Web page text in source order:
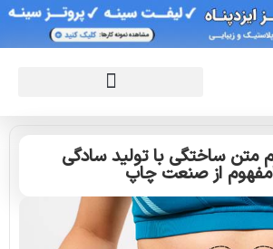
متن ساختگی با تولید سادگی
از صنعت چاپ